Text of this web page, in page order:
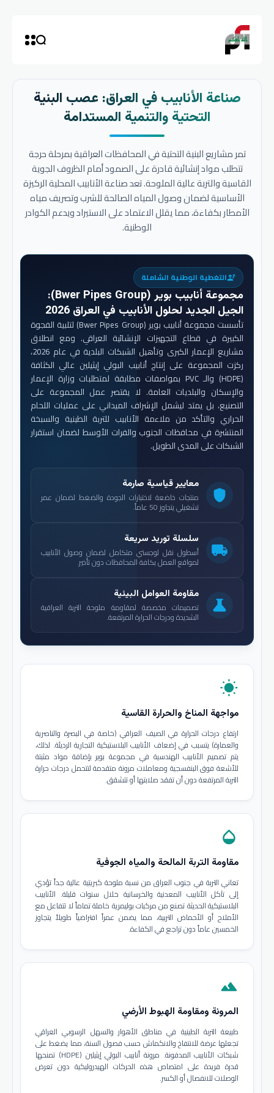
صناعة الأنابيب في العراق: عصب البنية
التحتية والتنمية المستدامة
تمر مشاريع البنية التحتية في المحافظات العراقية بمرحلة حرجة
تتطلب مواد إنشائية قادرة على الصمود أمام الظروف الجوية
القاسية والتربة عالية الملوحة. تعد صناعة الأنابيب المحلية الركيزة
الأساسية لضمان وصول المياه الصالحة للشرب وتصريف مياه
الأمطار بكفاءة، مما يقلل الاعتماد على الاستيراد ويدعم الكوادر
الوطنية.
engineeringالتغطية الوطنية الشاملة
مجموعة أنابيب بوير (Bwer Pipes Group)
:
الجيل الجديد لحلول الأنابيب في العراق 2026
تأسست مجموعة أنابيب بوير (Bwer Pipes Group) لتلبية الفجوة
الكبيرة في قطاع التجهيزات الإنشائية العراقي. ومع انطلاق
مشاريع الإعمار الكبرى وتأهيل الشبكات البلدية في عام 2026،
ركزت المجموعة على إنتاج أنابيب البولي إيثيلين عالي الكثافة
(HDPE) والـ PVC بمواصفات مطابقة لمتطلبات وزارة الإعمار
والإسكان والبلديات العامة. لا يقتصر عمل المجموعة على
التصنيع، بل يمتد ليشمل الإشراف الميداني على عمليات اللحام
الحراري والتأكد من ملاءمة الأنابيب للتربة الطينية والسبخة
المنتشرة في محافظات الجنوب والفرات الأوسط لضمان استقرار
الشبكات على المدى الطويل.
shield
معايير قياسية صارمة
منتجات خاضعة لاختبارات الجودة والضغط لضمان عمر
تشغيلي يتجاوز 50 عاماً.
local_shipping
سلسلة توريد سريعة
أسطول نقل لوجستي متكامل لضمان وصول الأنابيب
لمواقع العمل بكافة المحافظات دون تأخير.
science
مقاومة العوامل البيئية
تصميمات مخصصة لمقاومة ملوحة التربة العراقية
الشديدة ودرجات الحرارة المرتفعة.
wb_sunny
مواجهة المناخ والحرارة القاسية
ارتفاع درجات الحرارة في الصيف العراقي (خاصة في البصرة والناصرية
والعمارة) يتسبب في إضعاف الأنابيب البلاستيكية التجارية الرديئة. لذلك،
يتم تصميم الأنابيب الهندسية في مجموعة بوير بإضافة مواد مثبتة
للأشعة فوق البنفسجية ومعاملات مرونة متقدمة لتتحمل درجات حرارة
التربة المرتفعة دون أن تفقد صلابتها أو تتشقق.
opacity
مقاومة التربة المالحة والمياه الجوفية
تعاني التربة في جنوب العراق من نسبة ملوحة كبريتية عالية جداً تؤدي
إلى تآكل الأنابيب المعدنية والخرسانية خلال سنوات قليلة. الأنابيب
البلاستيكية الحديثة تصنع من مركبات بوليمرية خاملة تماماً لا تتفاعل مع
الأملاح أو الأحماض التربية، مما يضمن عمراً افتراضياً طويلاً يتجاوز
الخمسين عاماً دون تراجع في الكفاءة.
terrain
المرونة ومقاومة الهبوط الأرضي
طبيعة التربة الطينية في مناطق الأهوار والسهل الرسوبي العراقي
تجعلها عرضة للانتفاخ والانكماش حسب فصول السنة، مما يضغط على
شبكات الأنابيب المدفونة. مرونة أنابيب البولي إيثيلين (HDPE) تمنحها
قدرة فريدة على امتصاص هذه الحركات الهيدروليكية دون تعرض
الوصلات للانفصال أو الكسر.